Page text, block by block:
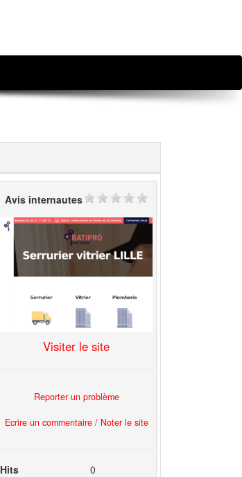
Avis internautes
Visiter le site
Reporter un problème
Ecrire un commentaire / Noter le site
Hits
0